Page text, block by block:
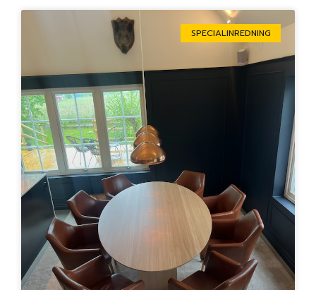
SPECIALINREDNING